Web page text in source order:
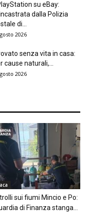
su eBay:
dalla Polizia
di...
2026
senza vita in casa:
cause naturali,...
2026
sui fiumi Mincio e Po:
di Finanza stanga...